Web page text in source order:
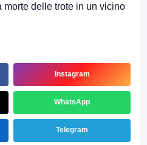
delle trote in un vicino
Instagram
WhatsApp
Telegram